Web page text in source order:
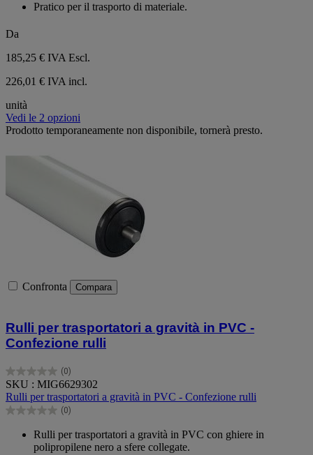
Pratico per il trasporto di materiale.
Da
185,25 € IVA Escl.
226,01 € IVA incl.
unità
Vedi le 2 opzioni
Prodotto temporaneamente non disponibile, tornerà presto.
Confronta Compara
Rulli per trasportatori a gravità in PVC -
Confezione rulli
(0)
0.0
su
5
stelle.
SKU : MIG6629302
Rulli per trasportatori a gravità in PVC - Confezione rulli
(0)
0.0
Rulli per trasportatori a gravità in PVC con ghiere in
polipropilene nero a sfere collegate.